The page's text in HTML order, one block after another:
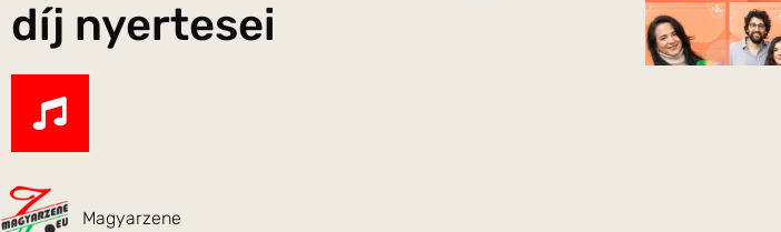
díj nyertesei
Magyarzene